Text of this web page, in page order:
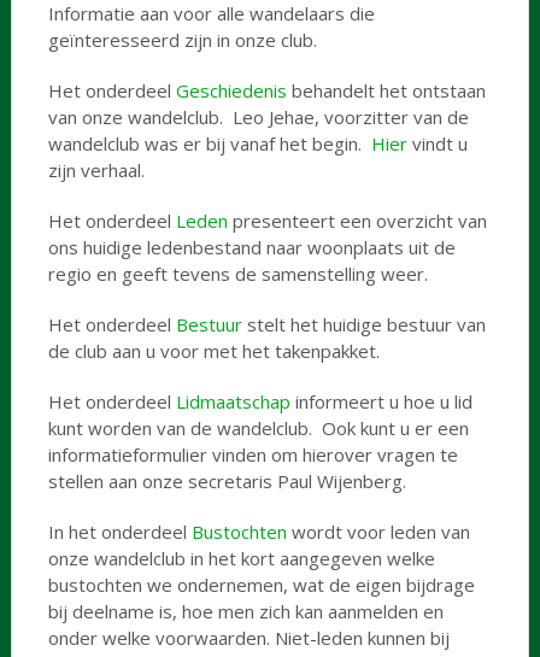
Informatie aan voor alle wandelaars die
geïnteresseerd zijn in onze club.
Het onderdeel Geschiedenis behandelt het ontstaan
van onze wandelclub. Leo Jehae, voorzitter van de
wandelclub was er bij vanaf het begin. Hiervindt u
zijn verhaal.
Het onderdeel Leden presenteert een overzicht van
ons huidige ledenbestand naar woonplaats uit de
regio en geeft tevens de samenstelling weer.
Het onderdeel Bestuurstelt het huidige bestuur van
de club aan u voor met het takenpakket.
Het onderdeel Lidmaatschap informeert u hoe u lid
kunt worden van de wandelclub. Ook kunt u er een
informatieformulier vinden om hierover vragen te
stellen aan onze secretaris Paul Wijenberg.
In het onderdeel Bustochten wordt voor leden van
onze wandelclub in het kort aangegeven welke
bustochten we ondernemen, wat de eigen bijdrage
bij deelname is, hoe men zich kan aanmelden en
onder welke voorwaarden. Niet-leden kunnen bij